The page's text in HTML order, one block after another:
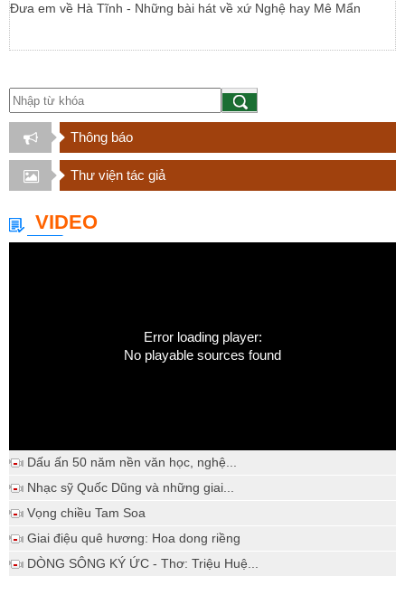
Đưa em về Hà Tĩnh - Những bài hát về xứ Nghệ hay Mê Mẩn
Thông báo
Thư viện tác giả
VIDEO
Error loading player:
No playable sources found
Dấu ấn 50 năm nền văn học, nghệ...
Nhạc sỹ Quốc Dũng và những giai...
Vọng chiều Tam Soa
Giai điệu quê hương: Hoa dong riềng
DÒNG SÔNG KÝ ỨC - Thơ: Triệu Huệ...